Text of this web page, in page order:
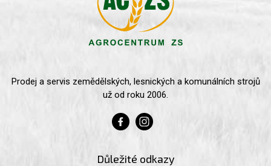
Prodej a servis zemědělských, lesnických a komunálních strojů
už od roku 2006.
Důležité odkazy